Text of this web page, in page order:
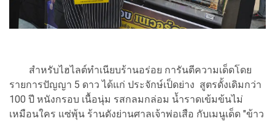
สำหรับไฮไลต์ทำเนียบร้านอร่อย การันตีความเด็ดโดย
รายการปัญญา 5 ดาว ได้แก่ ประจักษ์เป็ดย่าง สูตรดั้งเดิมกว่า
100 ปี หนังกรอบ เนื้อนุ่ม รสกลมกล่อม น้ำราดเข้มข้นไม่
เหมือนใคร แซ่พุ้น ร้านดังย่านศาลเจ้าพ่อเสือ กับเมนูเด็ด "ข้าว